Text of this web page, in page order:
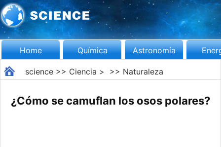
Home Química Astronomía
science>> Ciencia > >> Naturaleza
¿Cómo se camuflan los osos polares?